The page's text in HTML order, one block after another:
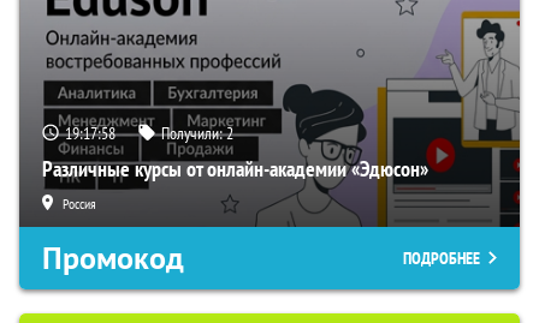
19:17:57 Получили:2
Различные курсы от онлайн-академии «Эдюсон»
Россия
Промокод ПОДРОБНЕЕ